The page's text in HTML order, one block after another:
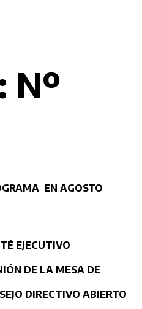
Nº
EN AGOSTO
EJECUTIVO
DE LA MESA DE
DIRECTIVO ABIERTO